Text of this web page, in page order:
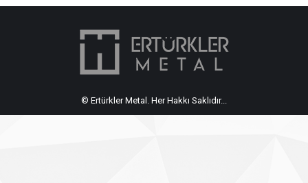
© Ertürkler Metal. Her Hakkı Saklıdır...